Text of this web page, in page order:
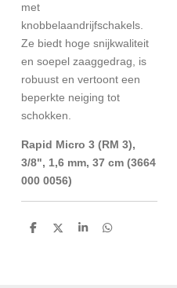
met
knobbelaandrijfschakels.
Ze biedt hoge snijkwaliteit
en soepel zaaggedrag, is
robuust en vertoont een
beperkte neiging tot
schokken.
Rapid Micro 3 (RM 3),
3/8", 1,6 mm, 37 cm (3664
000 0056)
D
D
S
D